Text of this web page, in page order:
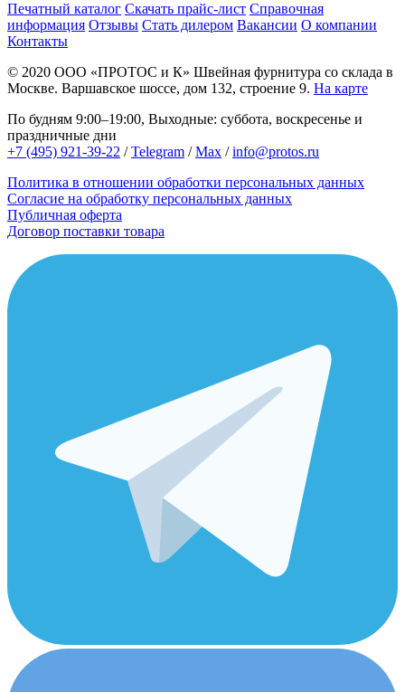
Печатный каталог Скачать прайс-лист Справочная
информация Отзывы Стать дилером Вакансии О компании
Контакты
© 2020 ООО «ПРОТОС и К» Швейная фурнитура со склада в
Москве. Варшавское шоссе, дом 132, строение 9. На карте
По будням 9:00–19:00, Выходные: суббота, воскресенье и
праздничные дни
+7 (495) 921-39-22 /Telegram /Max /info@protos.ru
Политика в отношении обработки персональных данных
Согласие на обработку персональных данных
Публичная оферта
Договор поставки товара